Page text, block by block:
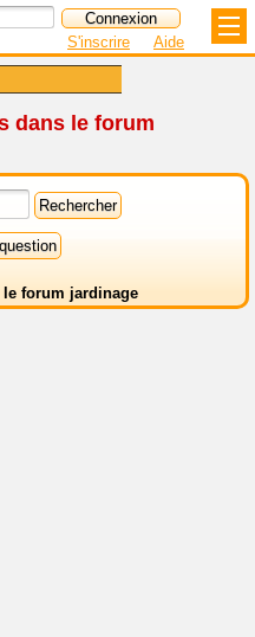
S'inscrire Aide
dans le forum
le forum jardinage